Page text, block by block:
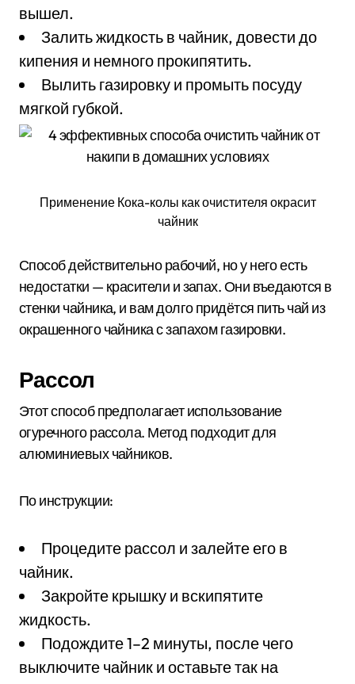
вышел.
Залить жидкость в чайник, довести до
кипения и немного прокипятить.
Вылить газировку и промыть посуду
мягкой губкой.
Применение Кока-колы как очистителя окрасит
чайник
Способ действительно рабочий, но у него есть
недостатки — красители и запах. Они въедаются в
стенки чайника, и вам долго придётся пить чай из
окрашенного чайника с запахом газировки.
Рассол
Этот способ предполагает использование
огуречного рассола. Метод подходит для
алюминиевых чайников.
По инструкции:
Процедите рассол и залейте его в
чайник.
Закройте крышку и вскипятите
жидкость.
Подождите 1–2 минуты, после чего
выключите чайник и оставьте так на